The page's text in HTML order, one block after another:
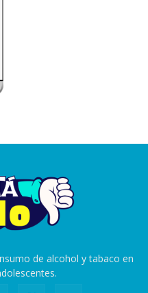
de alcohol y tabaco en